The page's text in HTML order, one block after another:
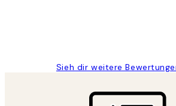
Sieh dir weitere